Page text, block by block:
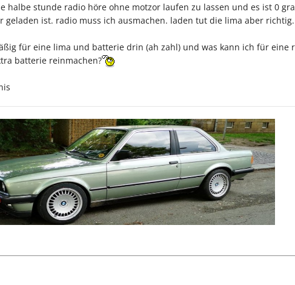
halbe stunde radio höre ohne motzor laufen zu lassen und es ist 0
geladen ist. radio muss ich ausmachen. laden tut die lima aber richtig.
für eine lima und batterie drin (ah zahl) und was kann ich für
batterie reinmachen?